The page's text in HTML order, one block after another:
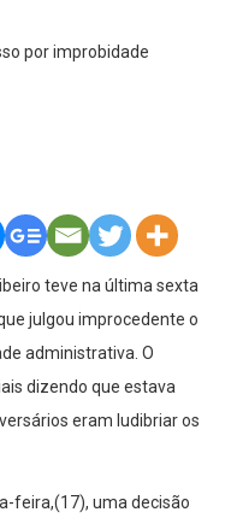
teve na última sexta
julgou improcedente o
administrativa. O
dizendo que estava
eram ludibriar os
feira,(17), uma decisão